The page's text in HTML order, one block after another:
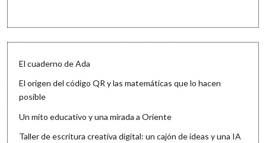
El cuaderno de Ada
El origen del código QR y las matemáticas que lo hacen
posible
Un mito educativo y una mirada a Oriente
Taller de escritura creativa digital: un cajón de ideas y una IA